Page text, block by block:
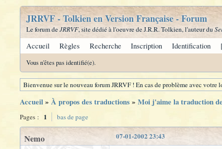
JRRVF - Tolkien en Version Française - Forum
Le forum deJRRVF, site dédié à l'oeuvre de J.R.R. Tolkien, l'auteur du
Accueil Règles Recherche Inscription Identification
Vous n'êtes pas identifié(e).
Bienvenue sur le nouveau forum JRRVF ! En cas de problème avec
Accueil» À propos des traductions» Moi j'aime la traduction
Pages : 1 bas de page
07-01-2002 23:43
Nemo